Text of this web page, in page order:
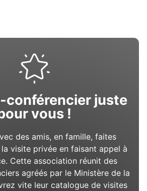
conférencier juste
vous !
des amis, en famille, faites
visite privée en faisant appel à
Cette association réunit des
agréés par le Ministère de la
vite leur catalogue de visites